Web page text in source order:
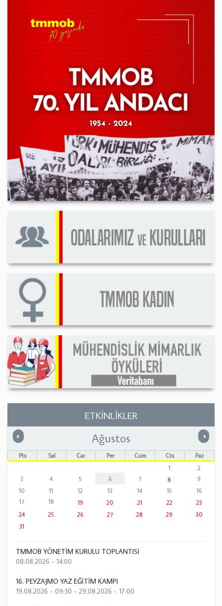
ETKİNLİKLER
« Önceki »
Ağustos
Pts Sal Çar Per Cum Cts
Paz
1
2
3
4 5 6 7 8
9
10
11 12 13 14 15
16
17
18 19 20 21 22
23
24
25 26 27 28 29
30
31
TMMOB YÖNETİM KURULU TOPLANTISI
08.08.2026 - 14:00
16. PEYZAJMO YAZ EĞİTİM KAMPI
19.08.2026 - 09:30 - 29.08.2026 - 17:00